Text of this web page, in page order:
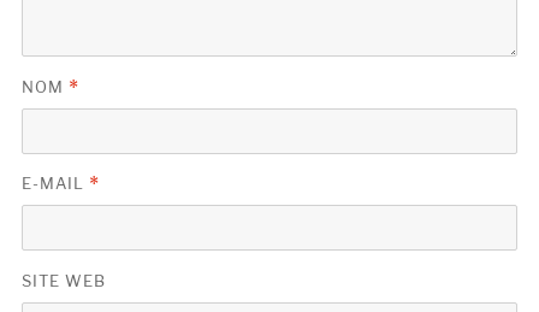
NOM *
E-MAIL *
SITE WEB